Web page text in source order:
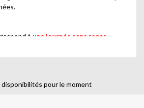
à une journée sans repas
Les inscriptions débutent à
pour le moment